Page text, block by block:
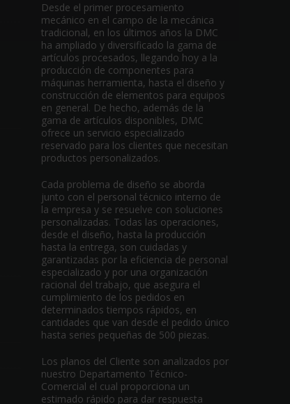
Desde el primer procesamiento
mecánico en el campo de la mecánica
tradicional, en los últimos años la DMC
ha ampliado y diversificado la gama de
artículos procesados, llegando hoy a la
producción de componentes para
máquinas herramienta, hasta el diseño y
construcción de elementos para equipos
en general. De hecho, además de la
gama de artículos disponibles, DMC
ofrece un servicio especializado
reservado para los clientes que necesitan
productos personalizados.
Cada problema de diseño se aborda
junto con el personal técnico interno de
la empresa y se resuelve con soluciones
personalizadas. Todas las operaciones,
desde el diseño, hasta la producción
hasta la entrega, son cuidadas y
garantizadas por la eficiencia de personal
especializado y por una organización
racional del trabajo, que asegura el
cumplimiento de los pedidos en
determinados tiempos rápidos, en
cantidades que van desde el pedido único
hasta series pequeñas de 500 piezas.
Los planos del Cliente son analizados por
nuestro Departamento Técnico-
Comercial el cual proporciona un
estimado rápido para dar respuesta